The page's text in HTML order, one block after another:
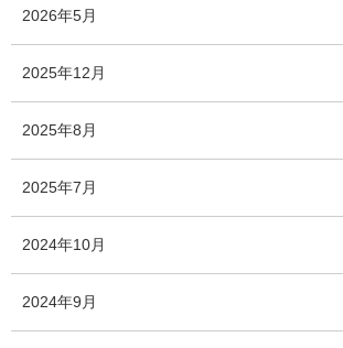
2026年5月
リ
ー
2025年12月
ー
2025年8月
ー
数
2025年7月
リ
ー
2024年10月
ー
2024年9月